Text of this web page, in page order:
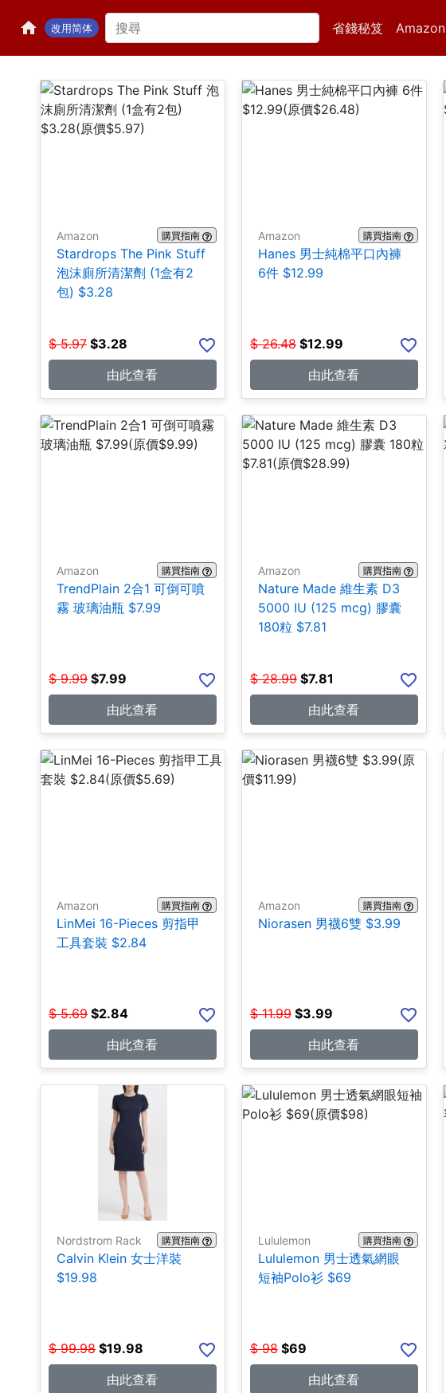
改用简体 省錢秘笈 Amazon
Amazon 購買指南
Stardrops The Pink Stuff
泡沫廁所清潔劑 (1盒有2
包) $3.28
$ 5.97 $3.28
由此查看
Amazon 購買指南
Hanes 男士純棉平口內褲
6件 $12.99
$ 26.48 $12.99
由此查看
Amazon 購買指南
TrendPlain 2合1 可倒可噴
霧 玻璃油瓶 $7.99
$ 9.99 $7.99
由此查看
Amazon 購買指南
Nature Made 維生素 D3
5000 IU (125 mcg) 膠囊
180粒 $7.81
$ 28.99 $7.81
由此查看
Amazon 購買指南
LinMei 16-Pieces 剪指甲
工具套裝 $2.84
$ 5.69 $2.84
由此查看
Amazon 購買指南
Niorasen 男襪6雙 $3.99
$ 11.99 $3.99
由此查看
Nordstrom Rack 購買指南
Calvin Klein 女士洋裝
$19.98
$ 99.98 $19.98
由此查看
Lululemon 購買指南
Lululemon 男士透氣網眼
短袖Polo衫 $69
$ 98 $69
由此查看